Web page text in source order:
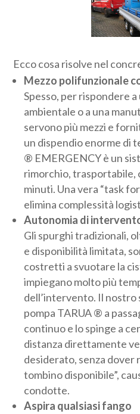
Ecco cosa risolve nel
Mezzo polifunzionale
Spesso, per rispondere a
ambientale o a una
servono più mezzi e
un dispendio enorme di
® EMERGENCY è un
rimorchio, trasportabile,
minuti. Una vera “task
elimina complessità
Autonomia di
Gli spurghi tradizionali,
e disponibilità limitata,
costretti a svuotare la
impiegano molto più
dell’intervento. Il nostro
pompa TARUA ® a
continuo e lo spinge a
distanza direttamente
desiderato, senza dover
tombino disponibile”,
condotte.
Aspira qualsiasi fango